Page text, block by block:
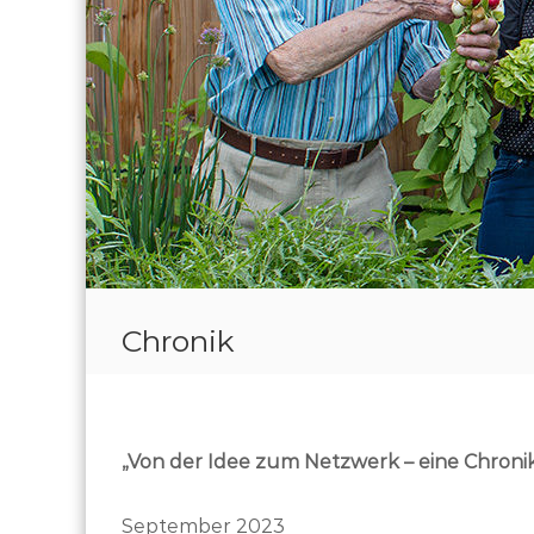
Chronik
„Von der Idee zum Netzwerk – eine
September 2023